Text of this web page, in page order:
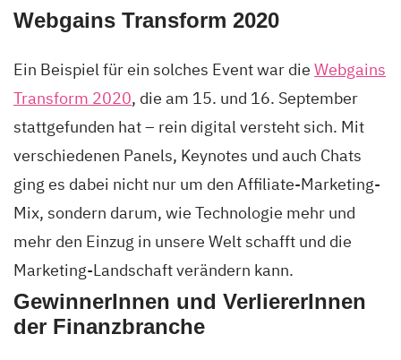
Webgains Transform 2020
Ein Beispiel für ein solches Event war die Webgains
Transform 2020, die am 15. und 16. September
stattgefunden hat – rein digital versteht sich. Mit
verschiedenen Panels, Keynotes und auch Chats
ging es dabei nicht nur um den Affiliate-Marketing-
Mix, sondern darum, wie Technologie mehr und
mehr den Einzug in unsere Welt schafft und die
Marketing-Landschaft verändern kann.
GewinnerInnen und VerliererInnen
der Finanzbranche